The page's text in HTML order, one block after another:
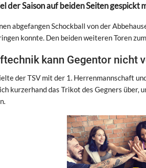
der Saison auf beiden Seiten gespickt
abgefangen Schockball von der
konnte. Den beiden weiteren Toren
kann Gegentor nicht
der TSV mit der 1. Herrenmannschaft
kurzerhand das Trikot des Gegners